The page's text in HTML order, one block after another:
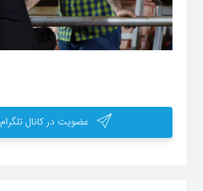
عضویت در کانال تلگرام